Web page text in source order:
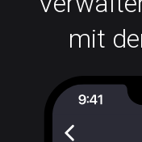
mit